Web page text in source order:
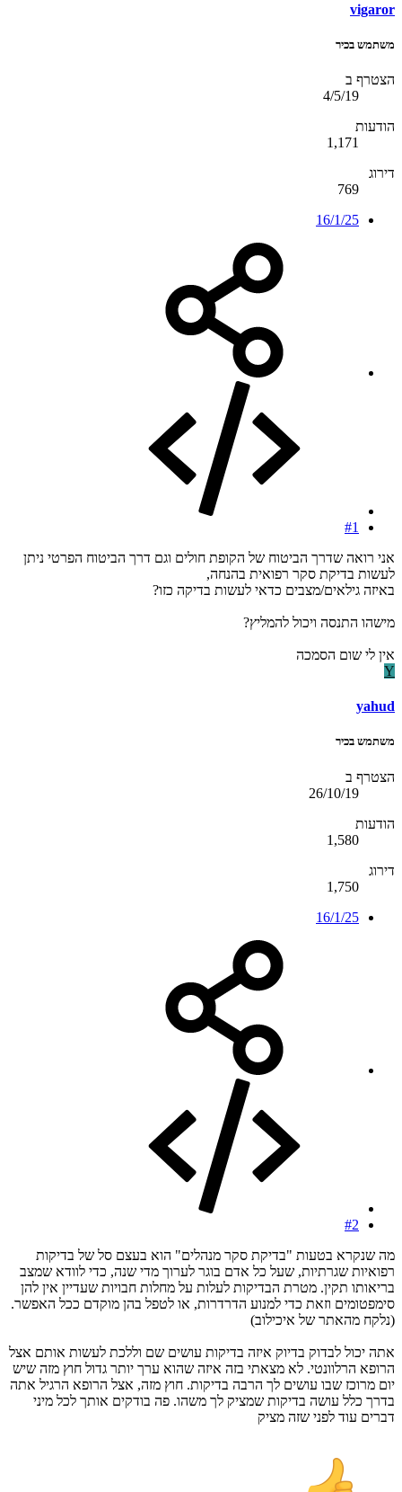
vigaror
משתמש בכיר
הצטרף ב
4/5/19
הודעות
1,171
דירוג
769
16/1/25
#1
אני רואה שדרך הביטוח של הקופת חולים וגם דרך הביטוח הפרטי ניתן
לעשות בדיקת סקר רפואית בהנחה,
באיזה גילאים/מצבים כדאי לעשות בדיקה כזו?
מישהו התנסה ויכול להמליץ?
אין לי שום הסמכה
Y
yahud
משתמש בכיר
הצטרף ב
26/10/19
הודעות
1,580
דירוג
1,750
16/1/25
#2
מה שנקרא בטעות "בדיקת סקר מנהלים" הוא בעצם סל של בדיקות
רפואיות שגרתיות, שעל כל אדם בוגר לערוך מדי שנה, כדי לוודא שמצב
בריאותו תקין. מטרת הבדיקות לעלות על מחלות חבויות שעדיין אין להן
סימפטומים וזאת כדי למנוע הדרדרות, או לטפל בהן מוקדם ככל האפשר.
(נלקח מהאתר של איכילוב)
אתה יכול לבדוק בדיוק איזה בדיקות עושים שם וללכת לעשות אותם אצל
הרופא הרלוונטי. לא מצאתי בזה איזה שהוא ערך יותר גדול חוץ מזה שיש
יום מרוכז שבו עושים לך הרבה בדיקות. חוץ מזה, אצל הרופא הרגיל אתה
בדרך כלל עושה בדיקות שמציק לך משהו. פה בודקים אותך לכל מיני
דברים עוד לפני שזה מציק